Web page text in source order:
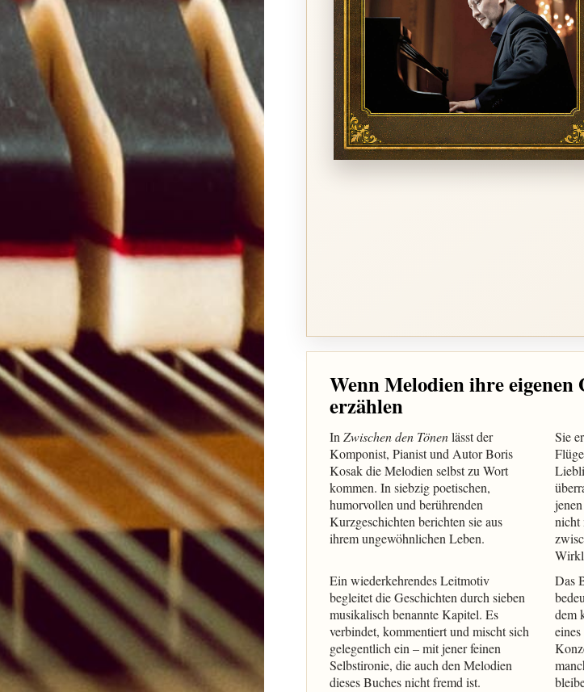
Wenn Melodien ihre eigenen
erzählen
InZwischen den Tönenlässt der
Komponist, Pianist und Autor Boris
Kosak die Melodien selbst zu Wort
kommen. In siebzig poetischen,
humorvollen und berührenden
Kurzgeschichten berichten sie aus
ihrem ungewöhnlichen Leben.
Sie
nicht
Ein wiederkehrendes Leitmotiv
begleitet die Geschichten durch sieben
musikalisch benannte Kapitel. Es
verbindet, kommentiert und mischt sich
gelegentlich ein – mit jener feinen
Selbstironie, die auch den Melodien
dieses Buches nicht fremd ist.
Das
dem